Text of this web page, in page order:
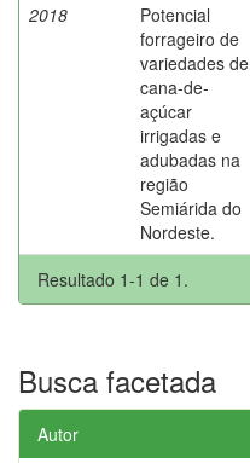
2018
Potencial
forrageiro de
variedades de
cana-de-
açúcar
irrigadas e
adubadas na
região
Semiárida do
Nordeste.
Resultado 1-1 de 1.
Busca facetada
Autor